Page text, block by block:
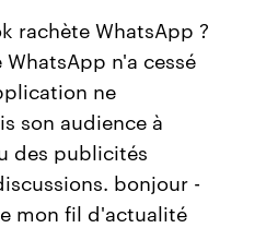
rachète WhatsApp ?
WhatsApp n'a cessé
ne
son audience à
des publicités
bonjour -
mon fil d'actualité